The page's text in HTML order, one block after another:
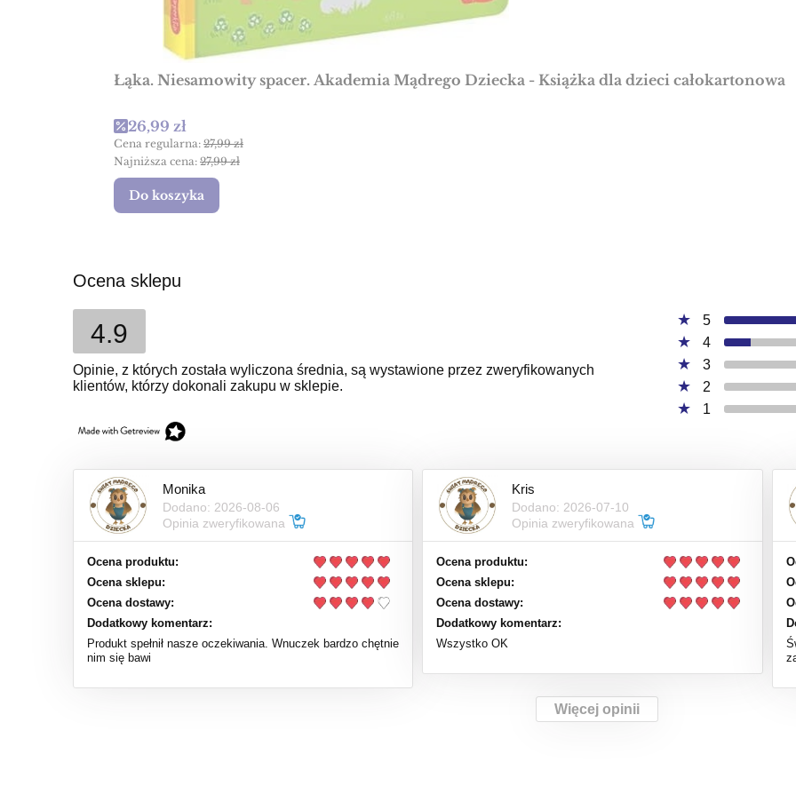
Łąka. Niesamowity spacer. Akademia Mądrego Dziecka - Książka dla dzieci całokartonowa
Cena promocyjna
26,99 zł
Cena regularna: 27,99 zł
Najniższa cena: 27,99 zł
Do koszyka
Ocena sklepu
4.9
Opinie, z których została wyliczona średnia, są wystawione przez zweryfikowanych
klientów, którzy dokonali zakupu w sklepie.
5
4
3
2
1
Monika
Dodano: 2026-08-06
Opinia zweryfikowana
Ocena produktu:
Ocena sklepu:
Ocena dostawy:
Dodatkowy komentarz:
Produkt spełnił nasze oczekiwania. Wnuczek bardzo chętnie
nim się bawi
Kris
Dodano: 2026-07-10
Opinia zweryfikowana
Ocena produktu:
Ocena sklepu:
Ocena dostawy:
Dodatkowy komentarz:
Wszystko OK
Więcej opinii